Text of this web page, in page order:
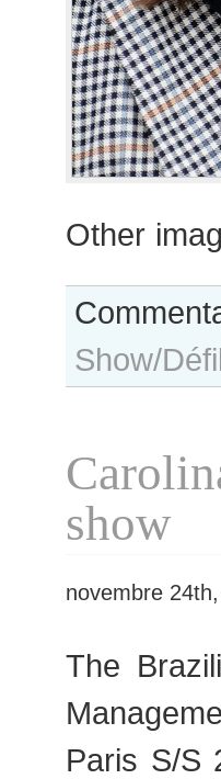
Other
Show/
show
novembre
The
Paris S/S